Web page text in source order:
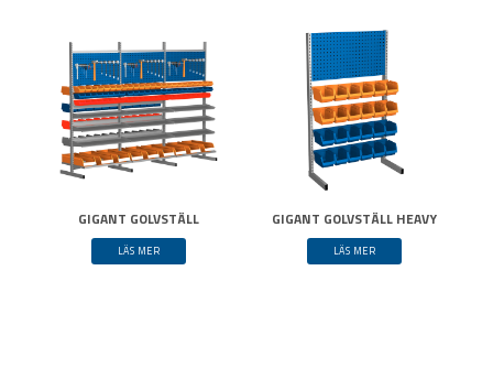
GIGANT GOLVSTÄLL
LÄS MER
GIGANT GOLVSTÄLL HEAVY
LÄS MER